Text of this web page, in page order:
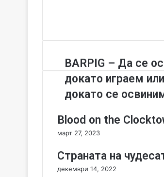
ie
o
u
b
B
A
R
P
I
–
Д
с
о
BARPIG – Да се
докато играем
докато се
Blood on the
март 27, 2023
Страната на
декември 14, 2022